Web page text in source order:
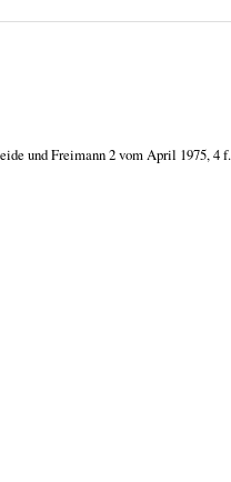
und Freimann 2 vom April 1975, 4 f.